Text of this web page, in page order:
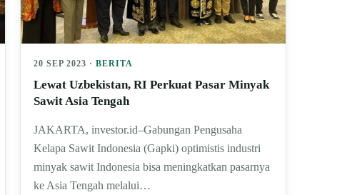
20 SEP 2023 · BERITA
Lewat Uzbekistan, RI Perkuat Pasar Minyak
Sawit Asia Tengah
JAKARTA, investor.id–Gabungan Pengusaha
Kelapa Sawit Indonesia (Gapki) optimistis industri
minyak sawit Indonesia bisa meningkatkan pasarnya
ke Asia Tengah melalui…